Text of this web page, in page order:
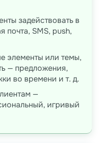
задействовать в
почта, SMS, push,
элементы или темы,
— предложения,
во времени и т. д.
—
игривый